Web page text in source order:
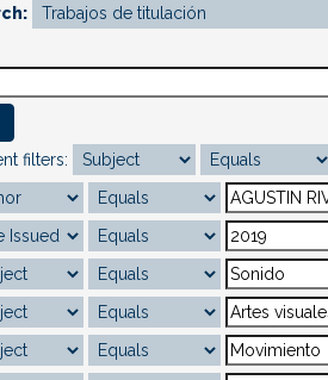
filters: